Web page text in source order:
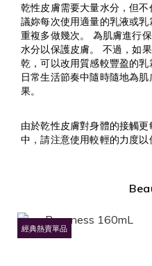
乾性皮膚需要大量水分，但
議妳每次使用適量的乳液或
重複多做幾次。 為肌膚進行
水分以保護皮膚。 不過，如
乾，可以改用質感較豐盈的
日常生活節奏中隨時隨地為
果。
由於乾性皮膚對身體的接觸
中，請注意使用較輕的力度以
經典熱賣單品